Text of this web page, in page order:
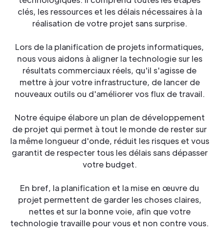
clés, les ressources et les délais nécessaires à la
réalisation de votre projet sans surprise.
Lors de la planification de projets informatiques,
nous vous aidons à aligner la technologie sur les
résultats commerciaux réels, qu'il s'agisse de
mettre à jour votre infrastructure, de lancer de
nouveaux outils ou d'améliorer vos flux de travail.
Notre équipe élabore un plan de développement
de projet qui permet à tout le monde de rester sur
la même longueur d'onde, réduit les risques et vous
garantit de respecter tous les délais sans dépasser
votre budget.
En bref, la planification et la mise en œuvre du
projet permettent de garder les choses claires,
nettes et sur la bonne voie, afin que votre
technologie travaille pour vous et non contre vous.